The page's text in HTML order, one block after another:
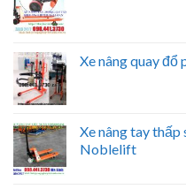
Xe nâng quay đổ
Xe nâng tay thấp
Noblelift